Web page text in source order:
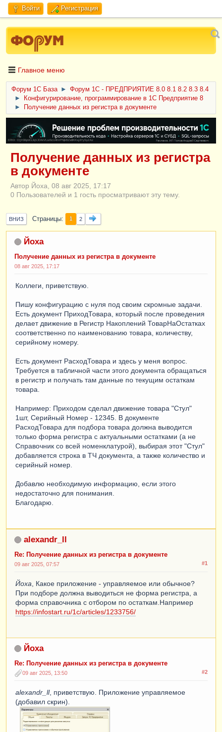
Войти Регистрация
Главное меню
Форум 1C База ►
Форум 1С - ПРЕДПРИЯТИЕ 8.0 8.1 8.2 8.3 8.4
►
Конфигурирование, программирование в 1С Предприятие 8
►
Получение данных из регистра в документе
ERID: CQH36pWzJqVJD4xVLsnhcU4hVPNjkBZe8KKxjJiYySyZAz
Получение данных из регистра
в документе
Автор Йоха, 08 авг 2025, 17:17
0 Пользователей и 1 гость просматривают эту тему.
ВНИЗ Страницы 1 2
Йоха
Получение данных из регистра в документе
08 авг 2025, 17:17
Коллеги, приветствую.
Пишу конфигурацию с нуля под своим скромные задачи.
Есть документ ПриходТовара, который после проведения
делает движение в Регистр Накоплений ТоварНаОстатках
соответственно по наименованию товара, количеству,
серийному номеру.
Есть документ РасходТовара и здесь у меня вопрос.
Требуется в табличной части этого документа обращаться
в регистр и получать там данные по текущим остаткам
товара.
Например: Приходом сделал движение товара "Стул"
1шт, Серийный Номер - 12345. В документе
РасходТовара для подбора товара должна выводится
только форма регистра с актуальными остатками (а не
Справочник со всей номенклатурой), выбирая этот "Стул"
добавляется строка в ТЧ документа, а также количество и
серийный номер.
Добавлю необходимую информацию, если этого
недостаточно для понимания.
Благодарю.
alexandr_ll
Re: Получение данных из регистра в документе
#1
09 авг 2025, 07:57
Йоха , Какое приложение - управляемое или обычное?
При подборе должна выводиться не форма регистра, а
форма справочника с отбором по остаткам.Например
https://infostart.ru/1c/articles/1233756/
Йоха
Re: Получение данных из регистра в документе
#2
09 авг 2025, 13:50
alexandr_ll, приветствую. Приложение управляемое
(добавил скрин).